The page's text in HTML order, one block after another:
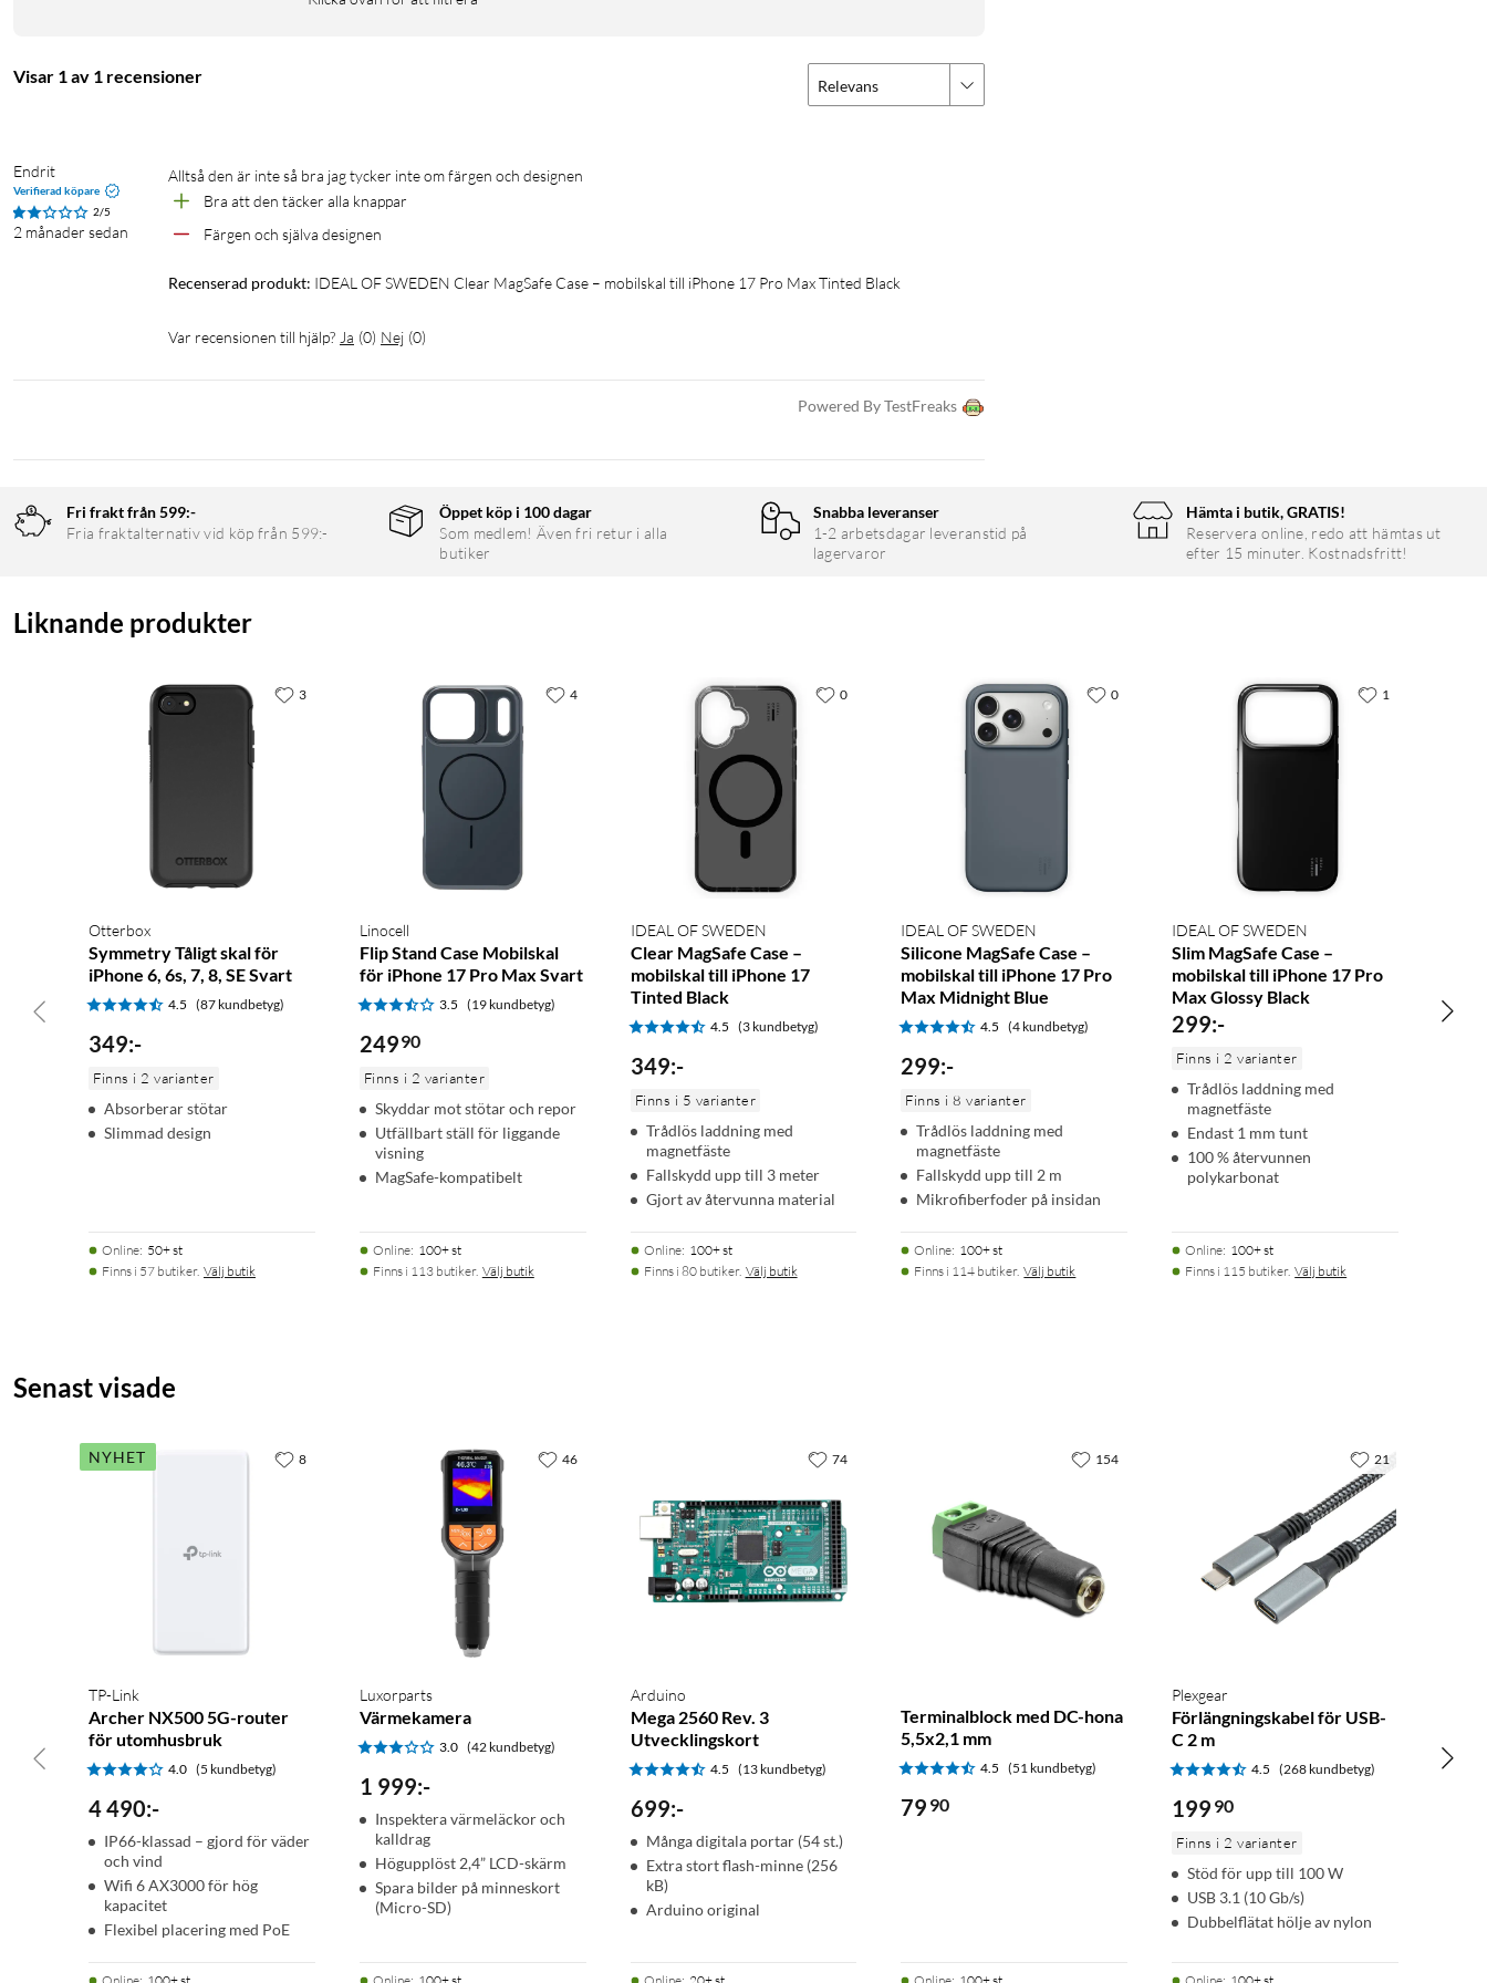
Material: återvunnen polykarbonat, återvunnen TPU
Visar 1 av 1 recensioner Relevans
Endrit
Verifierad köpare
2/5
2 månader sedan
Alltså den är inte så bra jag tycker inte om färgen och designen
Bra att den täcker alla knappar
Färgen och själva designen
Recenserad produkt: IDEAL OF SWEDEN Clear MagSafe Case – mobilskal till iPhone 17 Pro Max Tinted Black
Var recensionen till hjälp? Ja (0) Nej (0)
Powered By TestFreaks
Fri frakt från 599:-
Fria fraktalternativ vid köp från 599:-
Öppet köp i 100 dagar
Som medlem! Även fri retur i alla
butiker
Snabba leveranser
1-2 arbetsdagar leveranstid på
lagervaror
Hämta i butik, GRATIS!
Reservera online, redo att hämtas ut
efter 15 minuter. Kostnadsfritt!
Liknande produkter
Otterbox
Symmetry Tåligt skal för
iPhone 6, 6s, 7, 8, SE Svart
4.5 (87 kundbetyg)
349:-
Finns i 2 varianter
Absorberar stötar
Slimmad design
Online: 50+ st
Finns i 57 butiker. Välj butik
3
Linocell
Flip Stand Case Mobilskal
för iPhone 17 Pro Max Svart
3.5 (19 kundbetyg)
24990
Finns i 2 varianter
Skyddar mot stötar och repor
Utfällbart ställ för liggande
visning
MagSafe-kompatibelt
Online: 100+ st
Finns i 113 butiker. Välj butik
4
IDEAL OF SWEDEN
Clear MagSafe Case –
mobilskal till iPhone 17
Tinted Black
4.5 (3 kundbetyg)
349:-
Finns i 5 varianter
Trådlös laddning med
magnetfäste
Fallskydd upp till 3 meter
Gjort av återvunna material
Online: 100+ st
Finns i 80 butiker. Välj butik
0
IDEAL OF SWEDEN
Silicone MagSafe Case –
mobilskal till iPhone 17 Pro
Max Midnight Blue
4.5 (4 kundbetyg)
299:-
Finns i 8 varianter
Trådlös laddning med
magnetfäste
Fallskydd upp till 2 m
Mikrofiberfoder på insidan
Online: 100+ st
Finns i 114 butiker. Välj butik
0
IDEAL OF SWEDEN
Slim MagSafe Case –
mobilskal till iPhone 17 Pro
Max Glossy Black
299:-
Finns i 2 varianter
Trådlös laddning med
magnetfäste
Endast 1 mm tunt
100 % återvunnen
polykarbonat
Online: 100+ st
Finns i 115 butiker. Välj butik
1
Senast visade
NYHET
TP-Link
Archer NX500 5G-router
för utomhusbruk
4.0 (5 kundbetyg)
4 490:-
IP66-klassad – gjord för väder
och vind
Wifi 6 AX3000 för hög
kapacitet
Flexibel placering med PoE
8
Luxorparts
Värmekamera
3.0 (42 kundbetyg)
1 999:-
Inspektera värmeläckor och
kalldrag
Högupplöst 2,4” LCD-skärm
Spara bilder på minneskort
(Micro-SD)
46
Arduino
Mega 2560 Rev. 3
Utvecklingskort
4.5 (13 kundbetyg)
699:-
Många digitala portar (54 st.)
Extra stort flash-minne (256
kB)
Arduino original
74
Terminalblock med DC-hona
5,5x2,1 mm
4.5 (51 kundbetyg)
79 90
154
Plexgear
Förlängningskabel för USB-
C 2 m
4.5 (268 kundbetyg)
199 90
Finns i 2 varianter
Stöd för upp till 100 W
USB 3.1 (10 Gb/s)
Dubbelflätat hölje av nylon
21